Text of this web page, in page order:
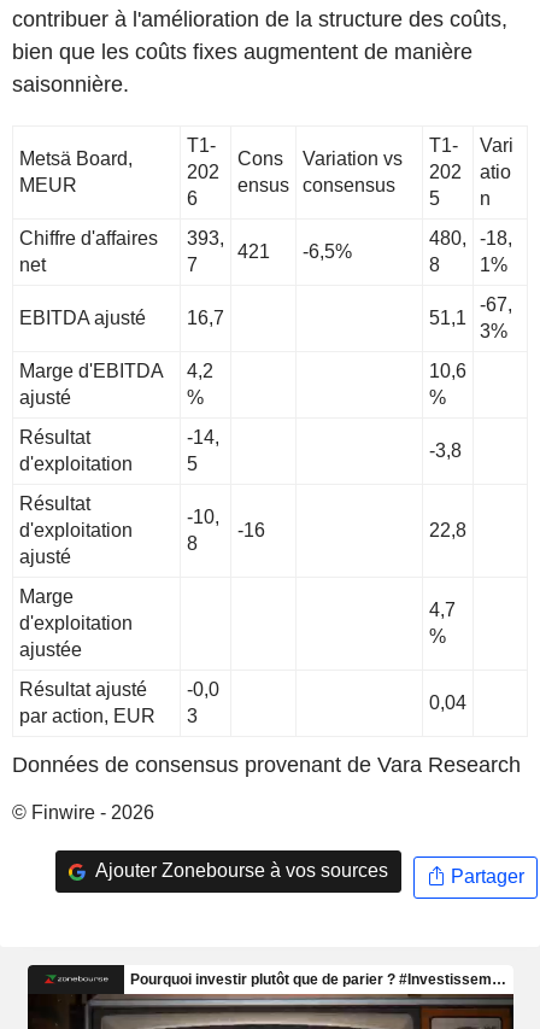
contribuer à l'amélioration de la structure des coûts,
bien que les coûts fixes augmentent de manière
saisonnière.
Metsä Board,
MEUR
T1-
202
6
Cons
ensus
Variation vs
consensus
T1-
202
5
Vari
atio
n
Chiffre d'affaires
net
393,
7
421 -6,5%
480,
8
-18,
1%
EBITDA ajusté 16,7 51,1
-67,
3%
Marge d'EBITDA
ajusté
4,2
%
10,6
%
Résultat
d'exploitation
-14,
5
-3,8
Résultat
d'exploitation
ajusté
-10,
8
-16 22,8
Marge
d'exploitation
ajustée
4,7
%
Résultat ajusté
par action, EUR
-0,0
3
0,04
Données de consensus provenant de Vara Research
© Finwire - 2026
Ajouter Zonebourse à vos sources Partager